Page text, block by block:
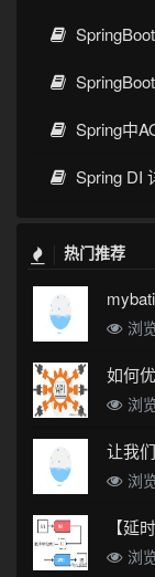
SpringBoot
SpringBoot
Spring中AOP
Spring DI 详解：
热门推荐
浏
如何
浏
让我
浏
浏